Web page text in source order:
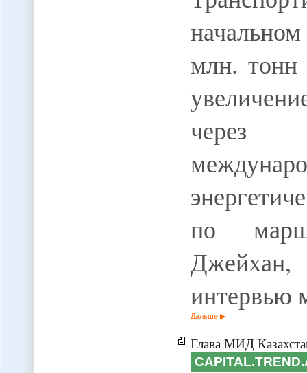
млн.
через
по
Дальше
Глава МИД Казахстана: Казахстан